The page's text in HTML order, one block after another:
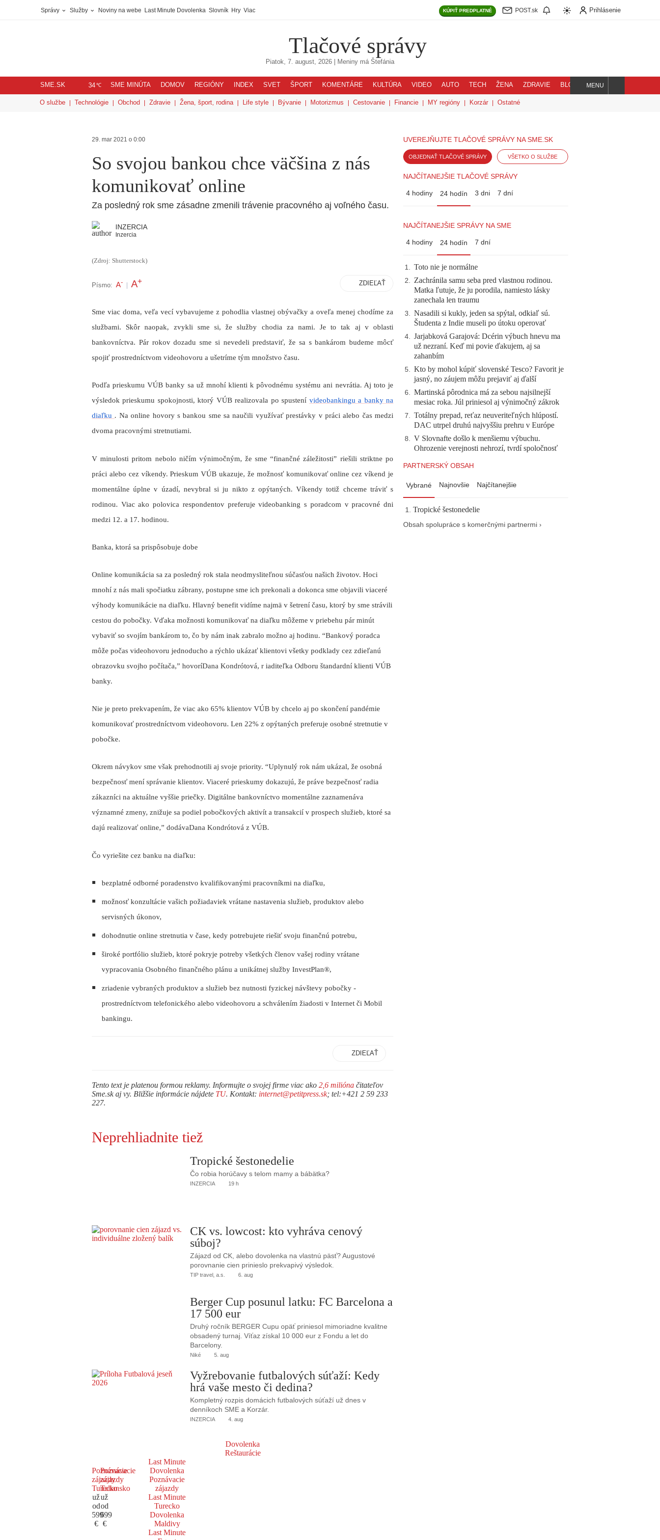
Správy Služby Noviny na webe Last Minute Dovolenka Slovník Hry Viac KÚPIŤ PREDPLATNÉ POST.sk Prihlásenie
Tlačové správy
Piatok, 7. august, 2026 | Meniny má Štefánia
SME.SK 34℃ SME MINÚTA DOMOV REGIÓNY INDEX SVET ŠPORT KOMENTÁRE KULTÚRA VIDEO AUTO TECH ŽENA ZDRAVIE BLOG
Hľadaj
MENU
O službe Technológie Obchod Zdravie Žena, šport, rodina Life style Bývanie Motorizmus Cestovanie Financie MY regióny Korzár Ostatné
29. mar 2021 o 0:00
So svojou bankou chce väčšina z nás
komunikovať online
Za posledný rok sme zásadne zmenili trávenie pracovného aj voľného času.
INZERCIA
Inzercia
(Zdroj: Shutterstock)
Písmo: A- A+ ZDIEĽAŤ
Sme viac doma, veľa vecí vybavujeme z pohodlia vlastnej obývačky a oveľa menej chodíme za
službami. Skôr naopak, zvykli sme si, že služby chodia za nami. Je to tak aj v oblasti
bankovníctva. Pár rokov dozadu sme si nevedeli predstaviť, že sa s bankárom budeme môcť
spojiť prostredníctvom videohovoru a ušetríme tým množstvo času.
Podľa prieskumu VÚB banky sa už mnohí klienti k pôvodnému systému ani nevrátia. Aj toto je
výsledok prieskumu spokojnosti, ktorý VÚB realizovala po spustení videobankingu a banky na
diaľku . Na online hovory s bankou sme sa naučili využívať prestávky v práci alebo čas medzi
dvoma pracovnými stretnutiami.
V minulosti pritom nebolo ničím výnimočným, že sme “finančné záležitosti” riešili striktne po
práci alebo cez víkendy. Prieskum VÚB ukazuje, že možnosť komunikovať online cez víkend je
momentálne úplne v úzadí, nevybral si ju nikto z opýtaných. Víkendy totiž chceme tráviť s
rodinou. Viac ako polovica respondentov preferuje videobanking s poradcom v pracovné dni
medzi 12. a 17. hodinou.
Banka, ktorá sa prispôsobuje dobe
Online komunikácia sa za posledný rok stala neodmysliteľnou súčasťou našich životov. Hoci
mnohí z nás mali spočiatku zábrany, postupne sme ich prekonali a dokonca sme objavili viaceré
výhody komunikácie na diaľku. Hlavný benefit vidíme najmä v šetrení času, ktorý by sme strávili
cestou do pobočky. Vďaka možnosti komunikovať na diaľku môžeme v priebehu pár minút
vybaviť so svojím bankárom to, čo by nám inak zabralo možno aj hodinu. “Bankový poradca
môže počas videohovoru jednoducho a rýchlo ukázať klientovi všetky podklady cez zdieľanú
obrazovku svojho počítača,” hovoríDana Kondrótová, r iaditeľka Odboru štandardní klienti VÚB
banky.
Nie je preto prekvapením, že viac ako 65% klientov VÚB by chcelo aj po skončení pandémie
komunikovať prostredníctvom videohovoru. Len 22% z opýtaných preferuje osobné stretnutie v
pobočke.
Okrem návykov sme však prehodnotili aj svoje priority. “Uplynulý rok nám ukázal, že osobná
bezpečnosť mení správanie klientov. Viaceré prieskumy dokazujú, že práve bezpečnosť radia
zákazníci na aktuálne vyššie priečky. Digitálne bankovníctvo momentálne zaznamenáva
významné zmeny, znižuje sa podiel pobočkových aktivít a transakcií v prospech služieb, ktoré sa
dajú realizovať online,” dodávaDana Kondrótová z VÚB.
Čo vyriešite cez banku na diaľku:
bezplatné odborné poradenstvo kvalifikovanými pracovníkmi na diaľku,
možnosť konzultácie vašich požiadaviek vrátane nastavenia služieb, produktov alebo
servisných úkonov,
dohodnutie online stretnutia v čase, kedy potrebujete riešiť svoju finančnú potrebu,
široké portfólio služieb, ktoré pokryje potreby všetkých členov vašej rodiny vrátane
vypracovania Osobného finančného plánu a unikátnej služby InvestPlan®,
zriadenie vybraných produktov a služieb bez nutnosti fyzickej návštevy pobočky -
prostredníctvom telefonického alebo videohovoru a schválením žiadosti v Internet či Mobil
bankingu.
ZDIEĽAŤ
Tento text je platenou formou reklamy. Informujte o svojej firme viac ako 2,6 milióna čitateľov
Sme.sk aj vy. Bližšie informácie nájdete TU. Kontakt: internet@petitpress.sk; tel:+421 2 59 233
227.
UVEREJŇUJTE TLAČOVÉ SPRÁVY NA SME.SK
OBJEDNAŤ TLAČOVÉ SPRÁVY VŠETKO O SLUŽBE
NAJČÍTANEJŠIE TLAČOVÉ SPRÁVY
4 hodiny 24 hodín 3 dni 7 dní
NAJČÍTANEJŠIE SPRÁVY NA SME
4 hodiny 24 hodín 7 dní
1. Toto nie je normálne
2. Zachránila samu seba pred vlastnou rodinou.
Matka ľutuje, že ju porodila, namiesto lásky
zanechala len traumu
3. Nasadili si kukly, jeden sa spýtal, odkiaľ sú.
Študenta z Indie museli po útoku operovať
4. Jarjabková Garajová: Dcérin výbuch hnevu ma
už nezraní. Keď mi povie ďakujem, aj sa
zahanbím
5. Kto by mohol kúpiť slovenské Tesco? Favorit je
jasný, no záujem môžu prejaviť aj ďalší
6. Martinská pôrodnica má za sebou najsilnejší
mesiac roka. Júl priniesol aj výnimočný zákrok
7. Totálny prepad, reťaz neuveriteľných hlúpostí.
DAC utrpel druhú najvyššiu prehru v Európe
8. V Slovnafte došlo k menšiemu výbuchu.
Ohrozenie verejnosti nehrozí, tvrdí spoločnosť
PARTNERSKÝ OBSAH
Vybrané Najnovšie Najčítanejšie
Tropické šestonedelie
Obsah spolupráce s komerčnými partnermi ›
Neprehliadnite tiež
Tropické šestonedelie
Čo robia horúčavy s telom mamy a bábätka?
INZERCIA 19 h
CK vs. lowcost: kto vyhráva cenový
súboj?
Zájazd od CK, alebo dovolenka na vlastnú päsť? Augustové
porovnanie cien prinieslo prekvapivý výsledok.
TIP travel, a.s. 6. aug
Berger Cup posunul latku: FC Barcelona a
17 500 eur
Druhý ročník BERGER Cupu opäť priniesol mimoriadne kvalitne
obsadený turnaj. Víťaz získal 10 000 eur z Fondu a let do
Barcelony.
Niké 5. aug
Vyžrebovanie futbalových súťaží: Kedy
hrá vaše mesto či dedina?
Kompletný rozpis domácich futbalových súťaží už dnes v
denníkoch SME a Korzár.
INZERCIA 4. aug
Dovolenka
Reštaurácie
Poznávacie
zájazdy
Turecko
už
od
599
€
Poznávacie
zájazdy
Taliansko
už
od
699
€
Last Minute
Dovolenka
Poznávacie
zájazdy
Last Minute
Turecko
Dovolenka
Maldivy
Last Minute